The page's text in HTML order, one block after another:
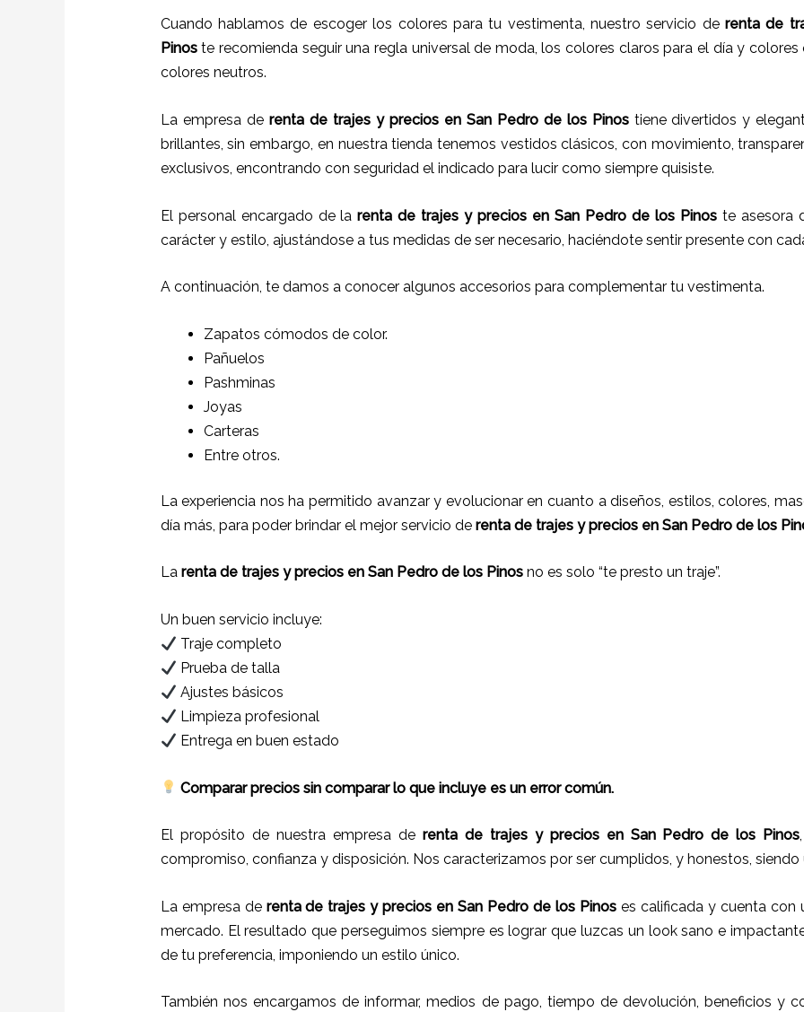
Cuando hablamos de escoger los colores para tu vestimenta, nuestro servicio derenta de
Pinoste recomienda seguir una regla universal de moda, los colores claros para el día y
colores neutros.
La empresa de renta de trajes y precios en San Pedro de los Pinos tiene divertidos y
brillantes, sin embargo, en nuestra tienda tenemos vestidos clásicos, con movimiento,
exclusivos, encontrando con seguridad el indicado para lucir como siempre quisiste.
El personal encargado de la renta de trajes y precios enSan Pedro de los Pinoste asesora
carácter y estilo, ajustándose a tus medidas de ser necesario, haciéndote sentir presente con
A continuación, te damos a conocer algunos accesorios para complementar tu vestimenta.
Zapatos cómodos de color.
Pañuelos
Pashminas
Joyas
Carteras
Entre otros.
La experiencia nos ha permitido avanzar y evolucionar en cuanto a diseños, estilos, colores,
día más, para poder brindar el mejor servicio de renta de trajes y precios en San Pedro de los
La renta de trajes y precios en San Pedro de los Pinos no es solo “te presto un traje”.
Un buen servicio incluye:
Traje completo
Prueba de talla
Ajustes básicos
Limpieza profesional
Entrega en buen estado
Comparar precios sin comparar lo que incluye es un error común.
El propósito de nuestra empresa de renta de trajes y precios en San Pedro de los Pinos
compromiso, confianza y disposición. Nos caracterizamos por ser cumplidos, y honestos,
La empresa de renta de trajes y precios enSan Pedro de los Pinos es calificada y cuenta con
mercado. El resultado que perseguimos siempre es lograr que luzcas un look sano e
de tu preferencia, imponiendo un estilo único.
También nos encargamos de informar, medios de pago, tiempo de devolución, beneficios y